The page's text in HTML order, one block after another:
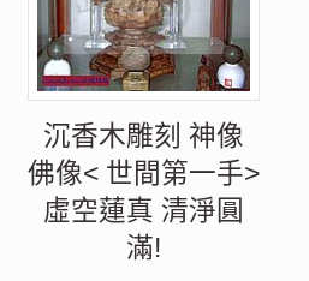
沉香木雕刻 神像
佛像< 世間第一手>
虛空蓮真 清淨圓
滿!